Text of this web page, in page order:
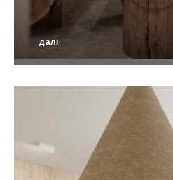
VENEZIA
далі